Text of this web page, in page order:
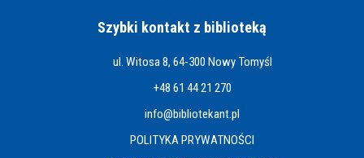
Szybki kontakt z biblioteką
ul. Witosa 8, 64-300 Nowy Tomyśl
+48 61 44 21 270
info@bibliotekant.pl
POLITYKA PRYWATNOŚCI